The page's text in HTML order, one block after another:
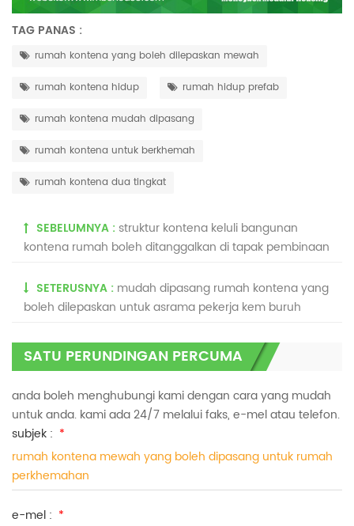
TAG PANAS :
rumah kontena yang boleh dilepaskan mewah
rumah kontena hidup rumah hidup prefab
rumah kontena mudah dipasang
rumah kontena untuk berkhemah
rumah kontena dua tingkat
SEBELUMNYA :struktur kontena keluli bangunan
kontena rumah boleh ditanggalkan di tapak pembinaan
SETERUSNYA : mudah dipasang rumah kontena yang
boleh dilepaskan untuk asrama pekerja kem buruh
SATU PERUNDINGAN PERCUMA
anda boleh menghubungi kami dengan cara yang mudah
untuk anda. kami ada 24/7 melalui faks, e-mel atau telefon.
subjek : *
rumah kontena mewah yang boleh dipasang untuk rumah
perkhemahan
e-mel : *